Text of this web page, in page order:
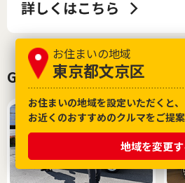
お住まいの地域
東京都文京区
お住まいの地域を設定いただくと、
お近くのおすすめのクルマをご提案
地域を変更す
GAZOOでクルマを購入し